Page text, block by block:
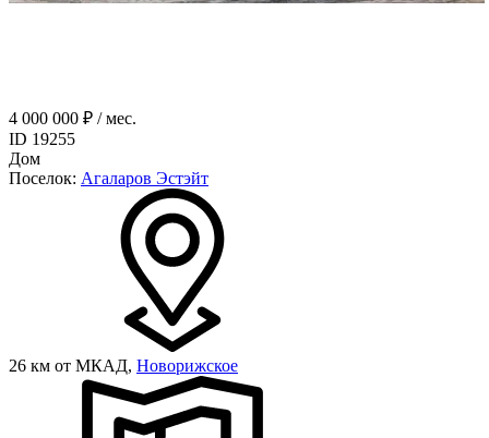
4 000 000 ₽ / мес.
ID 19255
Дом
Поселок: Агаларов Эстэйт
26 км от МКАД, Новорижское